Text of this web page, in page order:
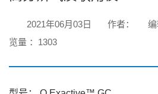
2021年06月03日 作者：
览量 ： 1303